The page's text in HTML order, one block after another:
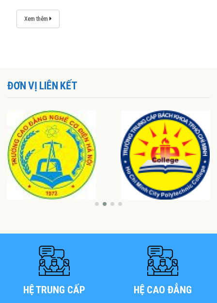
Xem thêm
ĐƠN VỊ LIÊN KẾT
HỆ TRUNG CẤP HỆ CAO ĐẲNG